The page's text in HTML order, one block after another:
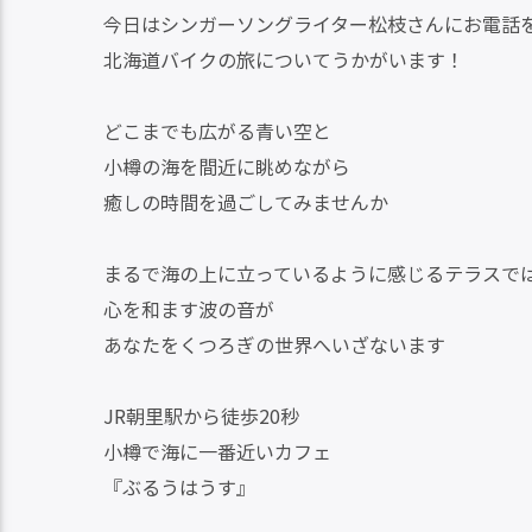
今日はシンガーソングライター松枝さんにお電話
北海道バイクの旅についてうかがいます！
どこまでも広がる青い空と
小樽の海を間近に眺めながら
癒しの時間を過ごしてみませんか
まるで海の上に立っているように感じるテラスで
心を和ます波の音が
あなたをくつろぎの世界へいざないます
JR朝里駅から徒歩20秒
小樽で海に一番近いカフェ
『ぶるうはうす』